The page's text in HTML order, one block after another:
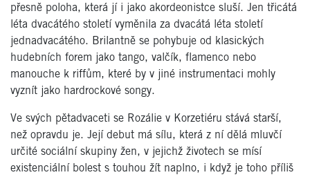
přesně poloha, která jí i jako akordeonistce sluší. Jen třicátá
léta dvacátého století vyměnila za dvacátá léta století
jednadvacátého. Brilantně se pohybuje od klasických
hudebních forem jako tango, valčík, flamenco nebo
manouche k riffům, které by v jiné instrumentaci mohly
vyznít jako hardrockové songy.
Ve svých pětadvaceti se Rozálie v Korzetiéru stává starší,
než opravdu je. Její debut má sílu, která z ní dělá mluvčí
určité sociální skupiny žen, v jejichž životech se mísí
existenciální bolest s touhou žít naplno, i když je toho příliš